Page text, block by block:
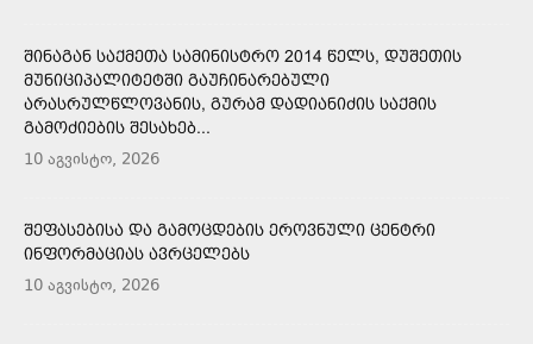
ᲨᲘᲜᲐᲒᲐᲜ ᲡᲐᲥᲛᲔᲗᲐ ᲡᲐᲛᲘᲜᲘᲡᲢᲠᲝ 2014 ᲬᲔᲚᲡ, ᲓᲣᲨᲔᲗᲘᲡ
ᲛᲣᲜᲘᲪᲘᲞᲐᲚᲘᲢᲔᲢᲨᲘ ᲒᲐᲣᲩᲘᲜᲐᲠᲔᲑᲣᲚᲘ
ᲐᲠᲐᲡᲠᲣᲚᲬᲚᲝᲕᲐᲜᲘᲡ, ᲒᲣᲠᲐᲛ ᲓᲐᲓᲘᲐᲜᲘᲫᲘᲡ ᲡᲐᲥᲛᲘᲡ
ᲒᲐᲛᲝᲫᲘᲔᲑᲘᲡ ᲨᲔᲡᲐᲮᲔᲑ...
10 აგვისტო, 2026
ᲨᲔᲤᲐᲡᲔᲑᲘᲡᲐ ᲓᲐ ᲒᲐᲛᲝᲪᲓᲔᲑᲘᲡ ᲔᲠᲝᲕᲜᲣᲚᲘ ᲪᲔᲜᲢᲠᲘ
ᲘᲜᲤᲝᲠᲛᲐᲪᲘᲐᲡ ᲐᲕᲠᲪᲔᲚᲔᲑᲡ
10 აგვისტო, 2026